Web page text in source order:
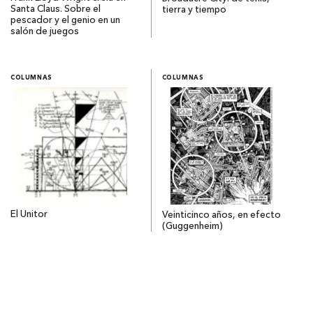
Santa Claus. Sobre el
pescador y el genio en un
salón de juegos
tierra y tiempo
COLUMNAS
El Unitor
COLUMNAS
Veinticinco años, en efecto
(Guggenheim)